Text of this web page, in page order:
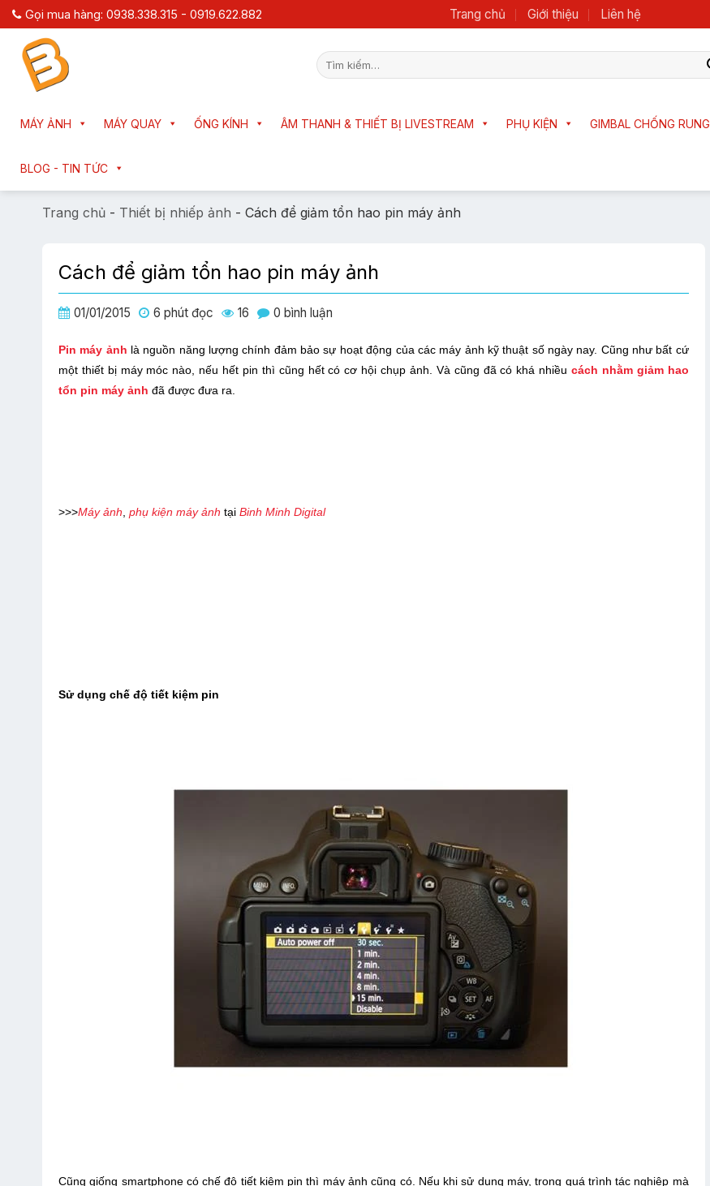
Chuyển
đến
dung
Gọi mua hàng: 0938.338.315 - 0919.622.882 Trang chủ Giới thiệu Liên hệ
Tìm
kiếm:
MÁY ẢNH MÁY QUAY ỐNG KÍNH ÂM THANH & THIẾT BỊ LIVESTREAM PHỤ KIỆN GIMBAL CHỐNG RUNG
BLOG - TIN TỨC
Trang chủ - Thiết bị nhiếp ảnh - Cách để giảm tổn hao pin máy ảnh
Cách để giảm tổn hao pin máy ảnh
01/01/2015 6 phút đọc 16 0 bình luận
Pin máy ảnh là nguồn năng lượng chính đảm bảo sự hoạt động của các máy ảnh kỹ thuật số ngày nay. Cũng như bất cứ
một thiết bị máy móc nào, nếu hết pin thì cũng hết có cơ hội chụp ảnh. Và cũng đã có khá nhiềucách nhằm giảm hao
tổn pin máy ảnh đã được đưa ra.
>>>Máy ảnh phụ kiện máy ảnh tại Binh Minh Digital
Sử dụng chế độ tiết kiệm pin
Cũng giống smartphone có chế độ tiết kiệm pin thì máy ảnh cũng có. Nếu khi sử dụng máy, trong quá trình tác nghiệp mà